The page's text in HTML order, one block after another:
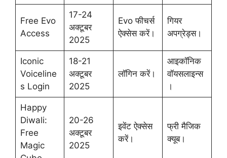
Free Evo
Access
17-24
अक्टूबर
2025
Evo फीचर्स
ऐक्सेस करें।
गियर
अपग्रेड्स।
Iconic
Voiceline
s Login
18-21
अक्टूबर
2025
लॉगिन करें।
आइकॉनिक
वॉयसलाइन्स
।
Happy
Diwali:
Free
Magic
20-26
अक्टूबर
2025
इवेंट ऐक्सेस
करें।
फ्री मैजिक
क्यूब।